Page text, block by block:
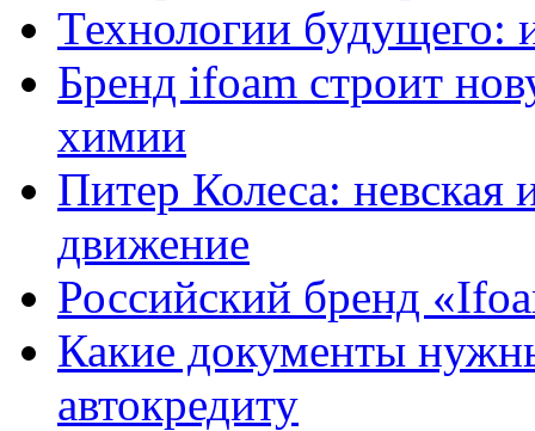
Технологии будущего:
Бренд ifoam строит
химии
Питер Колеса: невская
движение
Российский бренд
Какие документы
автокредиту